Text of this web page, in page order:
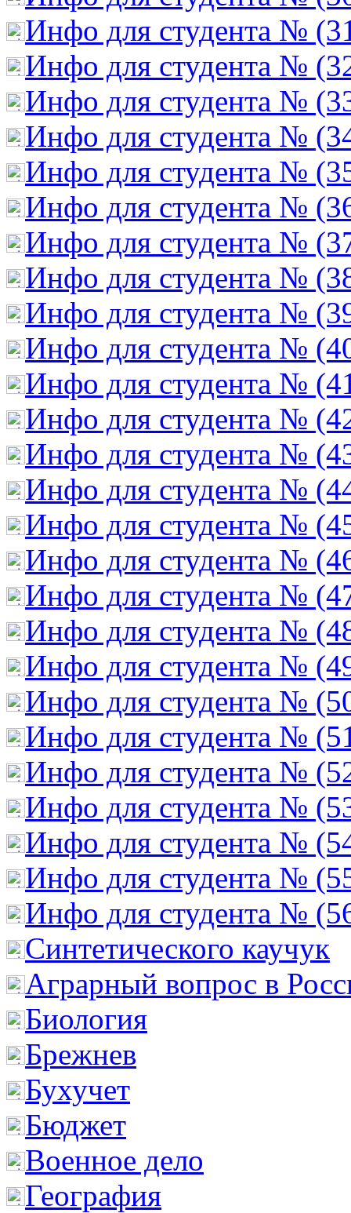
Инфо для студента №
Инфо для студента №
Инфо для студента №
Инфо для студента №
Инфо для студента №
Инфо для студента №
Инфо для студента №
Инфо для студента №
Инфо для студента №
Инфо для студента №
Инфо для студента №
Инфо для студента №
Инфо для студента №
Инфо для студента №
Инфо для студента №
Инфо для студента №
Инфо для студента №
Инфо для студента №
Инфо для студента №
Инфо для студента №
Инфо для студента №
Инфо для студента №
Инфо для студента №
Инфо для студента №
Инфо для студента №
Инфо для студента №
Cинтетического каучук
Аграрный вопрос в
Биология
Брежнев
Бухучет
Бюджет
Военное дело
География